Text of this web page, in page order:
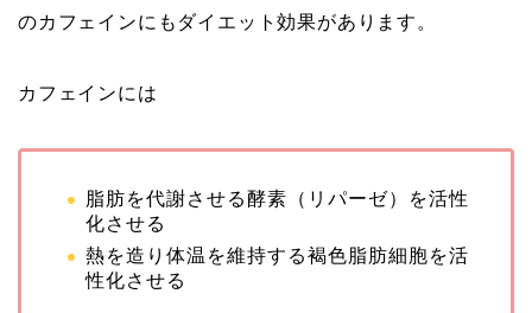
のカフェインにもダイエット効果があります。
カフェインには
脂肪を代謝させる酵素（リパーゼ）を活性
化させる
熱を造り体温を維持する褐色脂肪細胞を活
性化させる